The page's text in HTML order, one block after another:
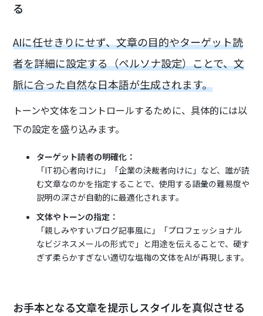
る
AIに任せきりにせず、文章の目的やターゲット読
者を詳細に設定する（ペルソナ設定）ことで、文
脈に合った自然な日本語が生成されます。
トーンや文体をコントロールするために、具体的には以
下の設定を盛り込みます。
ターゲット読者の明確化：
「IT初心者向けに」「企業の決裁者向けに」など、誰が読
む文章なのかを指定することで、使用する語彙の難易度や
説明の深さが自動的に最適化されます。
文体やトーンの指定：
「親しみやすいブログ記事風に」「プロフェッショナル
なビジネスメールの形式で」と用途を伝えることで、硬す
ぎず柔らかすぎない適切な塩梅の文体をAIが再現します。
お手本となる文章を提示しスタイルを真似させる